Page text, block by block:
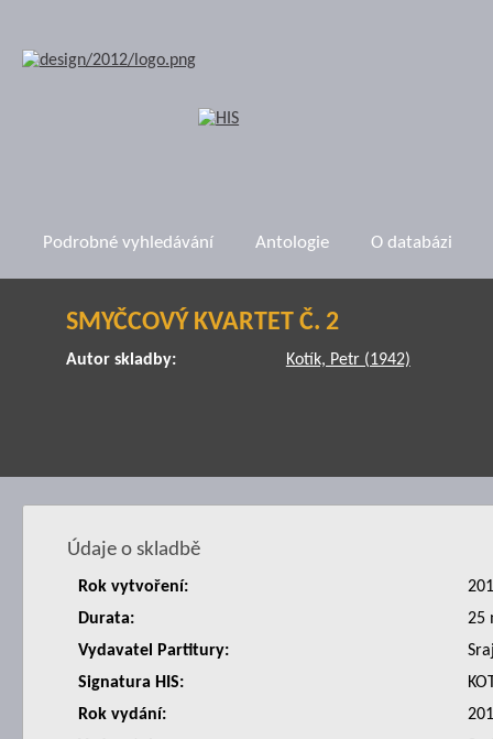
Podrobné vyhledávání Antologie O databázi
SMYČCOVÝ KVARTET Č. 2
Autor skladby: Kotík, Petr (1942)
Údaje o skladbě
Rok vytvoření:
Durata:
25
Vydavatel Partitury:
Signatura HIS:
Rok vydání: